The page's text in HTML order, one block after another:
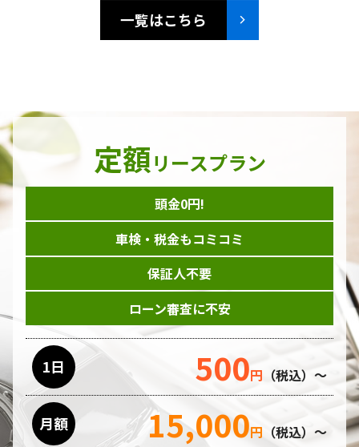
一覧はこちら
定額リースプラン
頭金0円!
車検・税金もコミコミ
保証人不要
ローン審査に不安
1日 500円 （税込）～
月額 15,000円 （税込）～